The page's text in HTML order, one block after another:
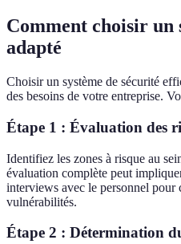
Comment choisir un
adapté
Choisir un système de sécurité
des besoins de votre entreprise.
Étape 1 : Évaluation des
Identifiez les zones à risque au
évaluation complète peut
interviews avec le personnel pour
vulnérabilités.
Étape 2 : Détermination